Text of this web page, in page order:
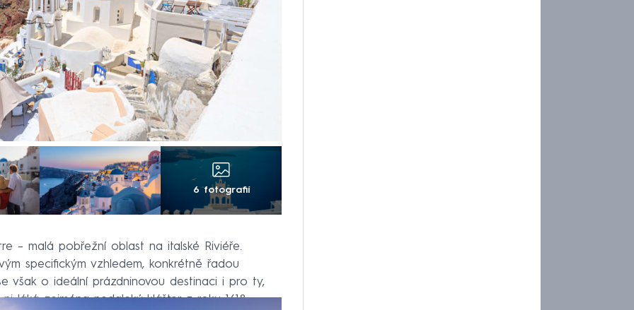
6 fotografií
– malá pobřežní oblast na italské Riviéře.
specifickým vzhledem, konkrétně řadou
však o ideální prázdninovou destinaci i pro ty,
láká zejména nedaleký klášter z roku 1618.